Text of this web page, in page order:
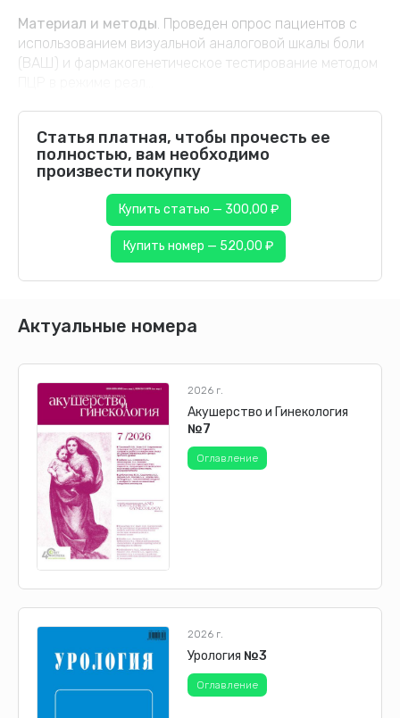
Материал и методы . Проведен опрос пациентов с
использованием визуальной аналоговой шкалы боли
(ВАШ) и фармакогенетическое тестирование методом
Статья платная, чтобы прочесть ее
полностью, вам необходимо
произвести покупку
Купить статью — 300,00 ₽
Купить номер — 520,00 ₽
Актуальные номера
2026 г.
Акушерство и Гинекология
№7
Оглавление
2026 г.
Урология №3
Оглавление